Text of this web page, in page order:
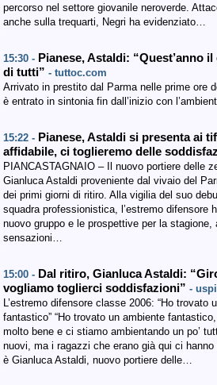
percorso nel settore giovanile neroverde.
anche sulla trequarti, Negri ha evidenziato…
15:30 - Pianese, Astaldi: “Quest’anno
di tutti” - tuttoc.com
Arrivato in prestito dal Parma nelle prime ore
è entrato in sintonia fin dall’inizio con
15:22 - Pianese, Astaldi si presenta ai
affidabile, ci toglieremo delle
PIANCASTAGNAIO – Il nuovo portiere delle
Gianluca Astaldi proveniente dal vivaio del
dei primi giorni di ritiro. Alla vigilia del suo
squadra professionistica, l’estremo difensore
nuovo gruppo e le prospettive per la stagione,
sensazioni…
15:00 - Dal ritiro, Gianluca Astaldi:
vogliamo toglierci soddisfazioni” -
L’estremo difensore classe 2006: “Ho trovato
fantastico” “Ho trovato un ambiente
molto bene e ci stiamo ambientando un po’
nuovi, ma i ragazzi che erano già qui ci hanno
è Gianluca Astaldi, nuovo portiere delle…